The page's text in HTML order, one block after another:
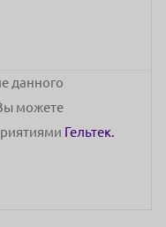
данного
можете
Гельтек.